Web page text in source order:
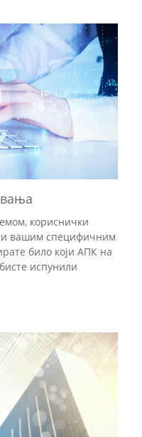
кориснички
вашим специфичним
било који АПК на
испунили